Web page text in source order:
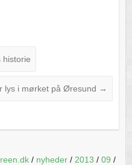
historie
lys i mørket på Øresund →
/ nyheder/ 2013 / 09 /